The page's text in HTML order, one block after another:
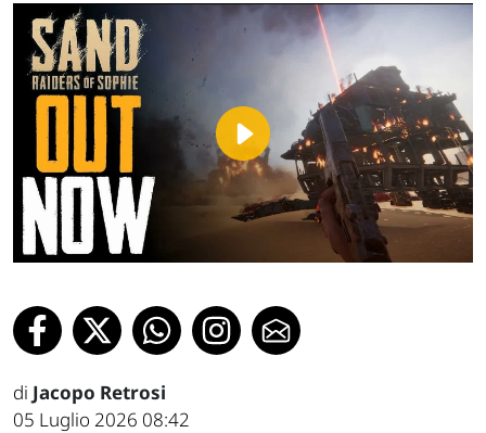
Play
Video
di Jacopo Retrosi
05 Luglio 2026 08:42